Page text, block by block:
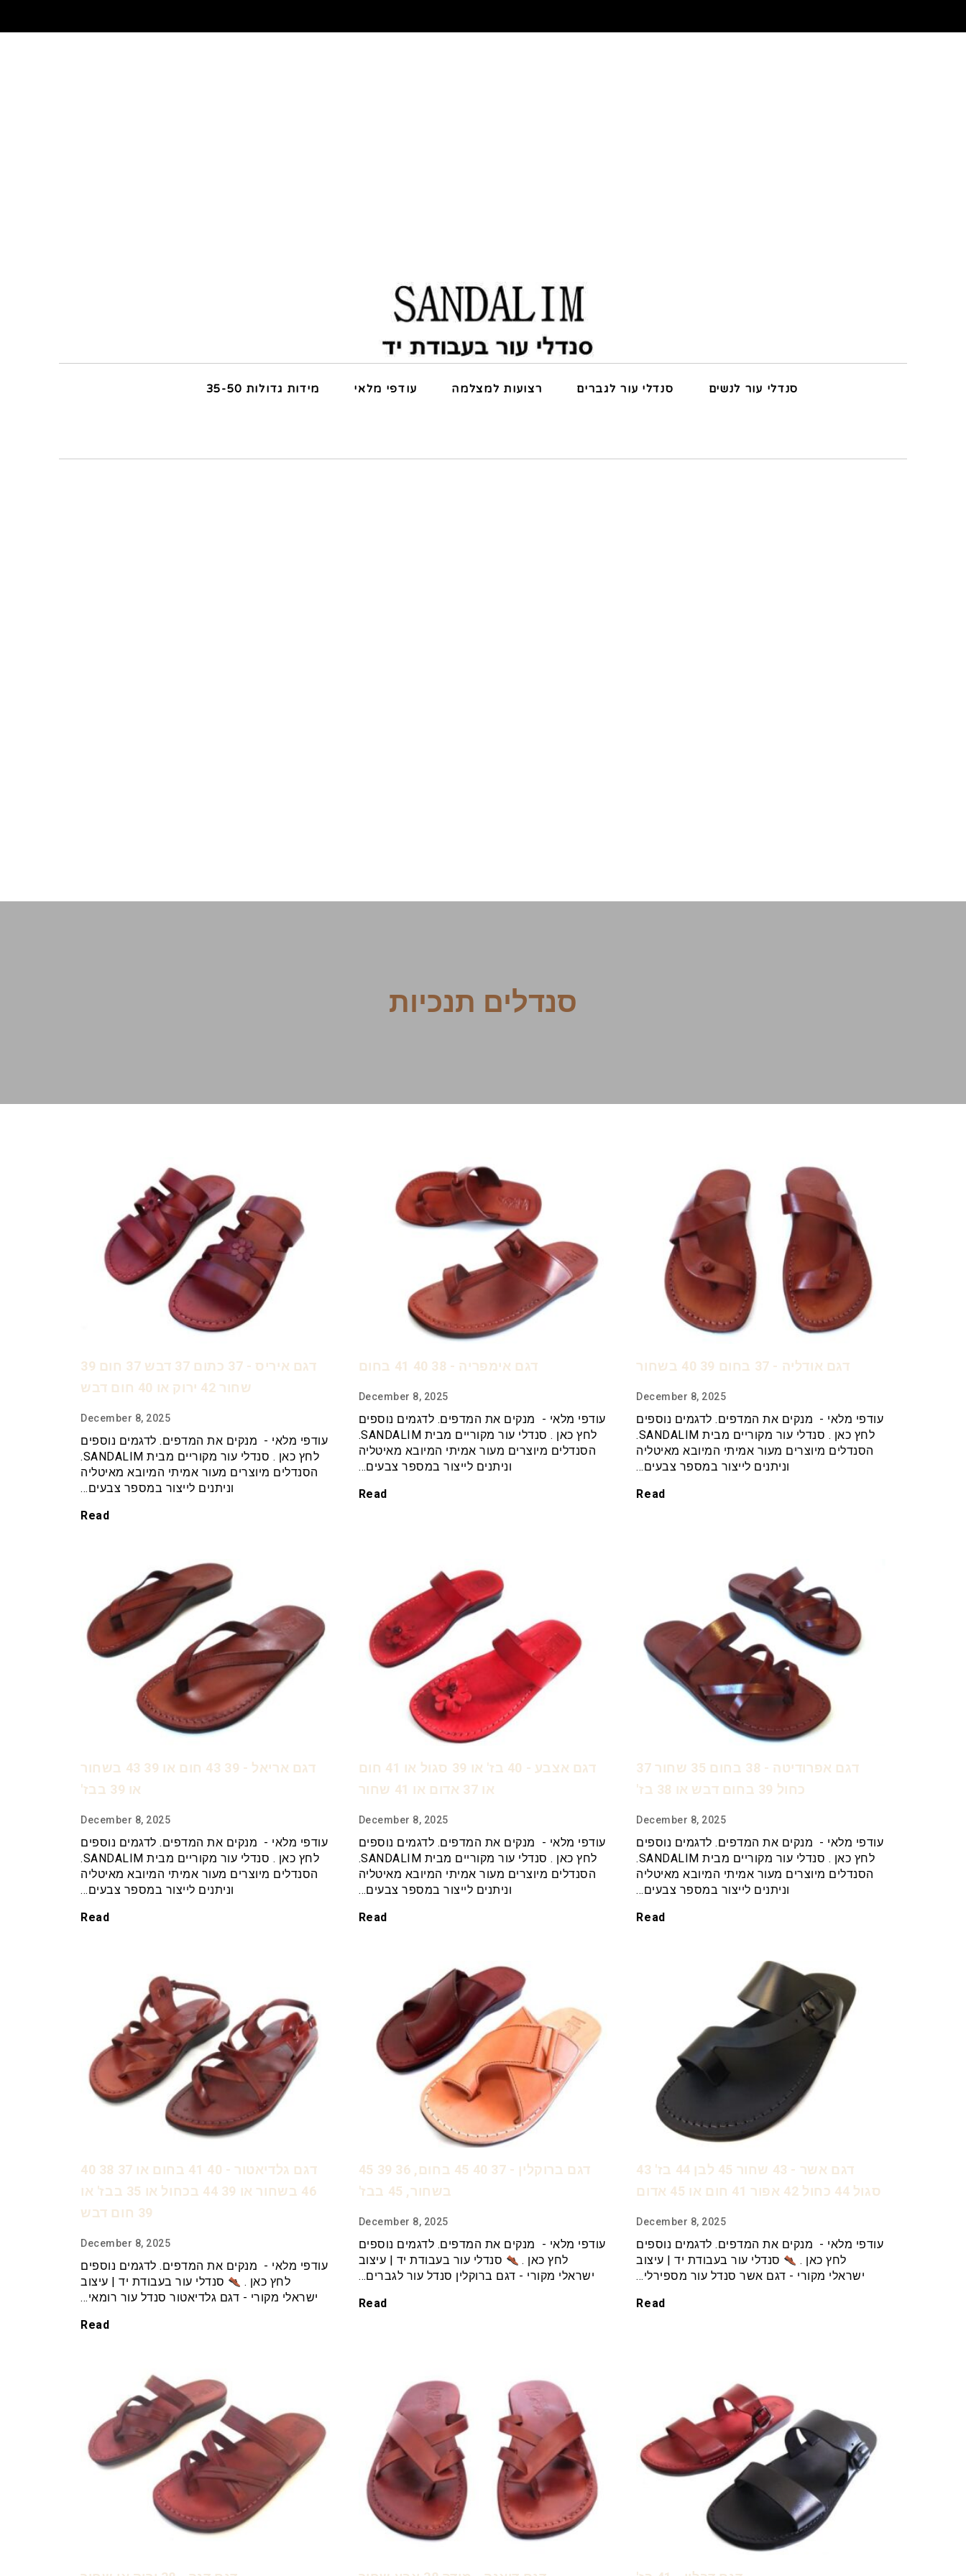
סנדלי עור לנשים סנדלי עור לגברים רצועות למצלמה עודפי מלאי מידות גדולות 35-50
סנדלים תנכיות
דגם אודליה - 37 בחום 39 40 בשחור
December 8, 2025
עודפי מלאי - מנקים את המדפים. לדגמים נוספים
לחץ כאן . סנדלי עור מקוריים מבית SANDALIM.
הסנדלים מיוצרים מעור אמיתי המיובא מאיטליה
וניתנים לייצור במספר צבעים…
Read
דגם אימפריה - 38 40 41 בחום
December 8, 2025
עודפי מלאי - מנקים את המדפים. לדגמים נוספים
לחץ כאן . סנדלי עור מקוריים מבית SANDALIM.
הסנדלים מיוצרים מעור אמיתי המיובא מאיטליה
וניתנים לייצור במספר צבעים…
Read
דגם איריס - 37 כתום 37 דבש 37 חום 39
שחור 42 ירוק או 40 חום דבש
December 8, 2025
עודפי מלאי - מנקים את המדפים. לדגמים נוספים
לחץ כאן . סנדלי עור מקוריים מבית SANDALIM.
הסנדלים מיוצרים מעור אמיתי המיובא מאיטליה
וניתנים לייצור במספר צבעים…
Read
דגם אפרודיטה - 38 בחום 35 שחור 37
כחול 39 בחום דבש או 38 בז'
December 8, 2025
עודפי מלאי - מנקים את המדפים. לדגמים נוספים
לחץ כאן . סנדלי עור מקוריים מבית SANDALIM.
הסנדלים מיוצרים מעור אמיתי המיובא מאיטליה
וניתנים לייצור במספר צבעים…
Read
דגם אצבע - 40 בז' או 39 סגול או 41 חום
או 37 אדום או 41 שחור
December 8, 2025
עודפי מלאי - מנקים את המדפים. לדגמים נוספים
לחץ כאן . סנדלי עור מקוריים מבית SANDALIM.
הסנדלים מיוצרים מעור אמיתי המיובא מאיטליה
וניתנים לייצור במספר צבעים…
Read
דגם אריאל - 39 43 חום או 39 43 בשחור
או 39 בבז'
December 8, 2025
עודפי מלאי - מנקים את המדפים. לדגמים נוספים
לחץ כאן . סנדלי עור מקוריים מבית SANDALIM.
הסנדלים מיוצרים מעור אמיתי המיובא מאיטליה
וניתנים לייצור במספר צבעים…
Read
דגם אשר - 43 שחור 45 לבן 44 בז' 43
סגול 44 כחול 42 אפור 41 חום או 45 אדום
December 8, 2025
עודפי מלאי - מנקים את המדפים. לדגמים נוספים
לחץ כאן .
סנדלי עור בעבודת יד | עיצוב
ישראלי מקורי - דגם אשר סנדל עור מספירלי…
Read
דגם ברוקלין - 37 40 45 בחום, 36 39 45
בשחור, 45 בבז'
December 8, 2025
עודפי מלאי - מנקים את המדפים. לדגמים נוספים
לחץ כאן .
סנדלי עור בעבודת יד | עיצוב
ישראלי מקורי - דגם ברוקלין סנדל עור לגברים…
Read
דגם גלדיאטור - 40 41 בחום או 37 38 40
46 בשחור או 39 44 בכחול או 35 בבז' או
39 חום דבש
December 8, 2025
עודפי מלאי - מנקים את המדפים. לדגמים נוספים
לחץ כאן .
סנדלי עור בעבודת יד | עיצוב
ישראלי מקורי - דגם גלדיאטור סנדל עור רומאי…
Read